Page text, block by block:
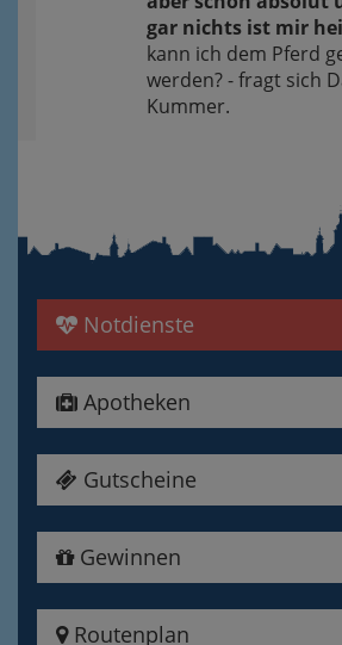
gar nichts ist mir
kann ich dem Pferd
werden? - fragt sich
Kummer.
Notdienste
Apotheken
Gutscheine
Gewinnen
Routenplan